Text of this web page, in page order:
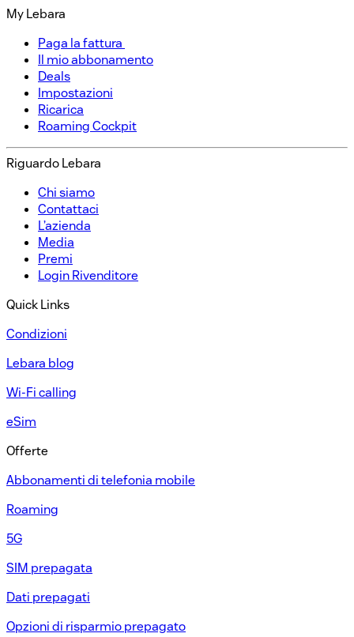
My Lebara
Paga la fattura ​
Il mio abbonamento​
Deals
Impostazioni​
Ricarica​
Roaming Cockpit​
Riguardo Lebara​
Chi siamo​
Contattaci​
L’azienda​
Media​
Premi​
Login Rivenditore​
Quick Links
Condizioni​
Lebara blog
Wi-Fi calling
eSim
Offerte​
Abbonamenti di telefonia mobile​
Roaming
5G
SIM prepagata​
Dati prepagati​
Opzioni di risparmio prepagato​